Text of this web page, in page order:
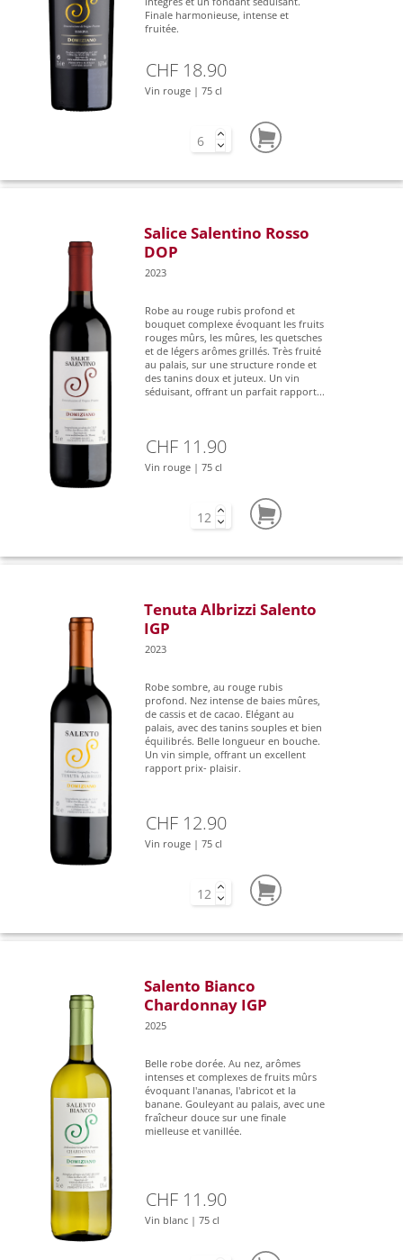
Finale harmonieuse, intense et
fruitée.
CHF 18.90
Vin rouge | 75 cl
Salice Salentino Rosso
DOP
2023
Robe au rouge rubis profond et
bouquet complexe évoquant les fruits
rouges mûrs, les mûres, les quetsches
et de légers arômes grillés. Très fruité
au palais, sur une structure ronde et
des tanins doux et juteux. Un vin
séduisant, offrant un parfait rapport...
CHF 11.90
Vin rouge | 75 cl
Tenuta Albrizzi Salento
IGP
2023
Robe sombre, au rouge rubis
profond. Nez intense de baies mûres,
de cassis et de cacao. Elégant au
palais, avec des tanins souples et bien
équilibrés. Belle longueur en bouche.
Un vin simple, offrant un excellent
rapport prix- plaisir.
CHF 12.90
Vin rouge | 75 cl
Salento Bianco
Chardonnay IGP
2025
Belle robe dorée. Au nez, arômes
intenses et complexes de fruits mûrs
évoquant l'ananas, l'abricot et la
banane. Gouleyant au palais, avec une
fraîcheur douce sur une finale
mielleuse et vanillée.
CHF 11.90
Vin blanc | 75 cl